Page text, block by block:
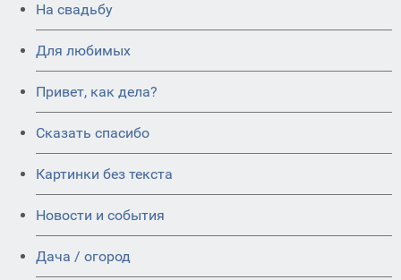
На свадьбу
Для любимых
Привет, как дела?
Сказать спасибо
Картинки без текста
Новости и события
Дача / огород